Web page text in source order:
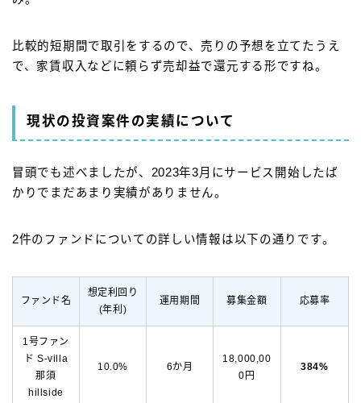
比較的短期間で取引をするので、売りの予想を立てたうえ
で、家賃収入などに頼らず売却益で還元する形ですね。
現状の投資案件の実績について
冒頭でも述べましたが、2023年3月にサービス開始したば
かりでまだあまり実績がありません。
2件のファンドについての詳しい情報は以下の通りです。
ファンド名
想定利回り
(年利)
運用期間 募集金額 応募率
1号ファン
ド S-villa
那須
hillside
10.0% 6か月
18,000,00
0円
384%